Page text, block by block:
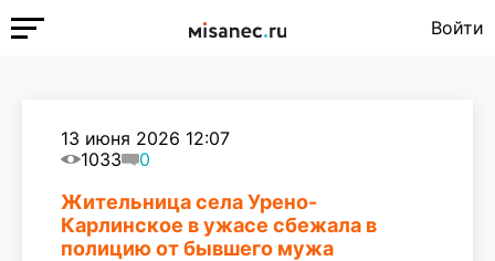
Войти
13 июня 2026 12:07
1033
0
Жительница села Урено-
Карлинское в ужасе сбежала в
полицию от бывшего мужа